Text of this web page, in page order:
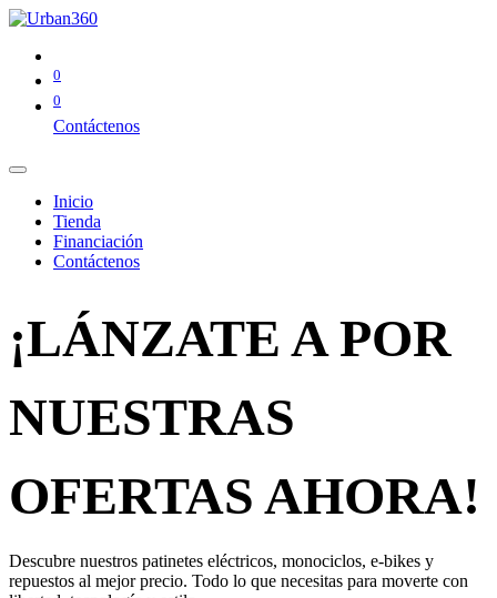
0
0
Contáctenos
Inicio
Tienda
Financiación
Contáctenos
¡LÁNZATE A POR
NUESTRAS
OFERTAS AHORA!
Descubre nuestros patinetes eléctricos, monociclos, e-bikes y
repuestos al mejor precio. Todo lo que necesitas para moverte con